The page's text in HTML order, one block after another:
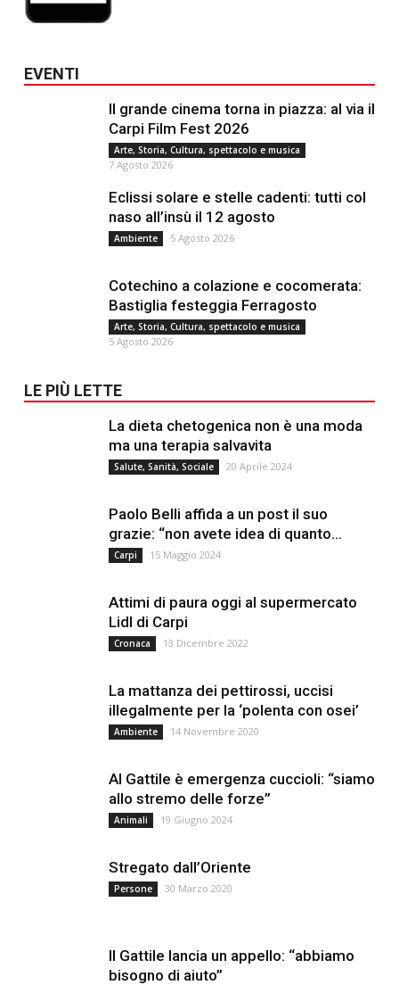
EVENTI
Il grande cinema torna in piazza: al via il
Carpi Film Fest 2026
Arte, Storia, Cultura, spettacolo e musica
7 Agosto 2026
Eclissi solare e stelle cadenti: tutti col
naso all’insù il 12 agosto
Ambiente 5 Agosto 2026
Cotechino a colazione e cocomerata:
Bastiglia festeggia Ferragosto
Arte, Storia, Cultura, spettacolo e musica
5 Agosto 2026
LE PIÙ LETTE
La dieta chetogenica non è una moda
ma una terapia salvavita
Salute, Sanità, Sociale 20 Aprile 2024
Paolo Belli affida a un post il suo
grazie: “non avete idea di quanto...
Carpi 15 Maggio 2024
Attimi di paura oggi al supermercato
Lidl di Carpi
Cronaca 13 Dicembre 2022
La mattanza dei pettirossi, uccisi
illegalmente per la ‘polenta con osei’
Ambiente 14 Novembre 2020
Al Gattile è emergenza cuccioli: “siamo
allo stremo delle forze”
Animali 19 Giugno 2024
Stregato dall’Oriente
Persone 30 Marzo 2020
Il Gattile lancia un appello: “abbiamo
bisogno di aiuto”